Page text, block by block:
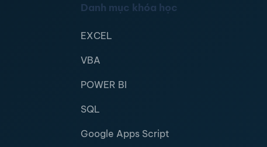
Danh mục khóa học
EXCEL
VBA
POWER BI
SQL
Google Apps Script